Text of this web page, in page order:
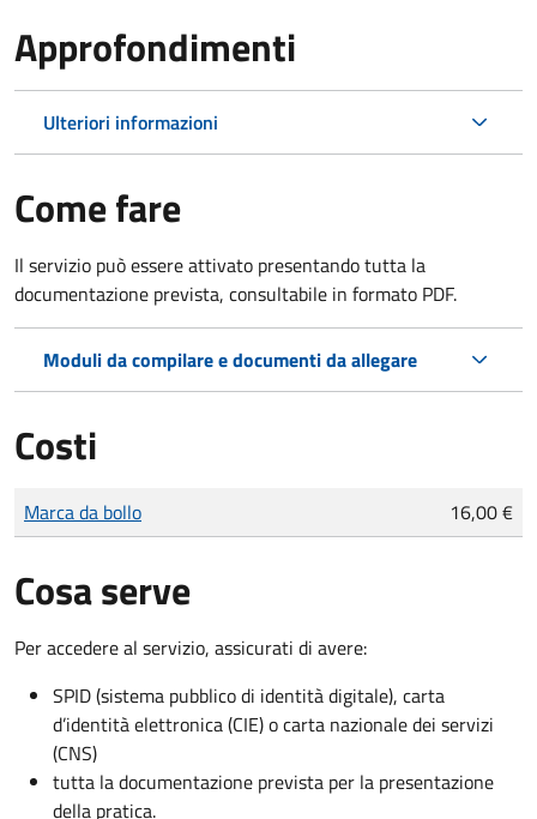
Approfondimenti
Ulteriori informazioni
Come fare
Il servizio può essere attivato presentando tutta la
documentazione prevista, consultabile in formato PDF.
Moduli da compilare e documenti da allegare
Costi
Tipo di pagamento
Importo
Marca da bollo 16,00 €
Cosa serve
Per accedere al servizio, assicurati di avere:
SPID (sistema pubblico di identità digitale), carta
d’identità elettronica (CIE) o carta nazionale dei servizi
(CNS)
tutta la documentazione prevista per la presentazione
della pratica.